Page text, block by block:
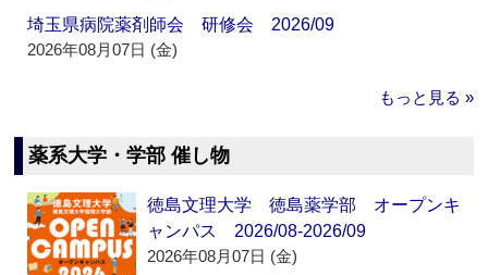
埼玉県病院薬剤師会 研修会 2026/09
2026年08月07日 (金)
もっと見る »
薬系大学・学部 催し物
徳島文理大学 徳島薬学部 オープンキ
ャンパス 2026/08-2026/09
2026年08月07日 (金)